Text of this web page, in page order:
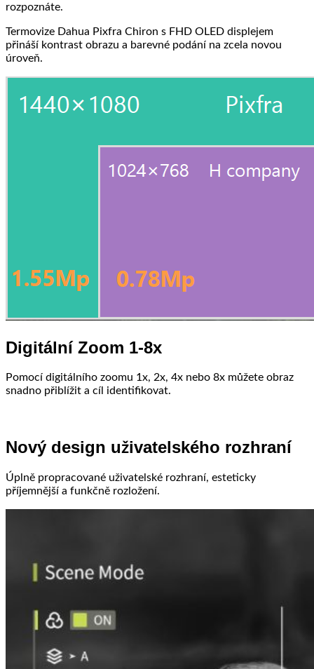
rozpoznáte.
Termovize Dahua Pixfra Chiron s FHD OLED displejem
přináší kontrast obrazu a barevné podání na zcela novou
úroveň.
Digitální Zoom 1-8x
Pomocí digitálního zoomu 1x, 2x, 4x nebo 8x můžete obraz
snadno přiblížit a cíl identifikovat.
Nový design uživatelského rozhraní
Úplně propracované uživatelské rozhraní, esteticky
příjemnější a funkčně rozložení.